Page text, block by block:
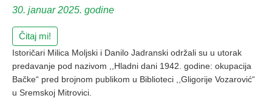
30. januar 2025. godine
Čitaj mi!
Istoričari Milica Moljski i Danilo Jadranski održali su u utorak
predavanje pod nazivom ,,Hladni dani 1942. godine: okupacija
Bačke“ pred brojnom publikom u Biblioteci ,,Gligorije Vozarović“
u Sremskoj Mitrovici.